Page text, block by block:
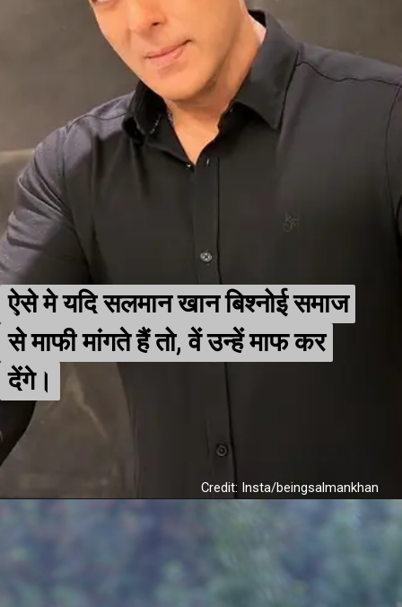
ऐसे मे यदि सलमान खान बिश्नोई समाज
से माफी मांगते हैं तो, वें उन्हें माफ कर
देंगे।
ऐसे मे यदि सलमान खान बिश्नोई समाज
से माफी मांगते हैं तो, वें उन्हें माफ कर
देंगे।
Credit: Insta/beingsalmankhan